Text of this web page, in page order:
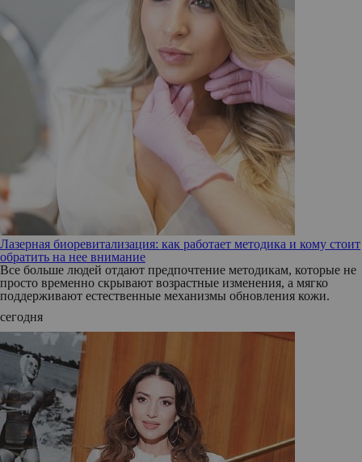
Лазерная биоревитализация: как работает методика и кому стоит
обратить на нее внимание
Все больше людей отдают предпочтение методикам, которые не
просто временно скрывают возрастные изменения, а мягко
поддерживают естественные механизмы обновления кожи.
сегодня